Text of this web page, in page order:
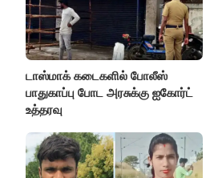
டாஸ்மாக் கடைகளில் போலீஸ்
பாதுகாப்பு போட அரசுக்கு ஐகோர்ட்
உத்தரவு